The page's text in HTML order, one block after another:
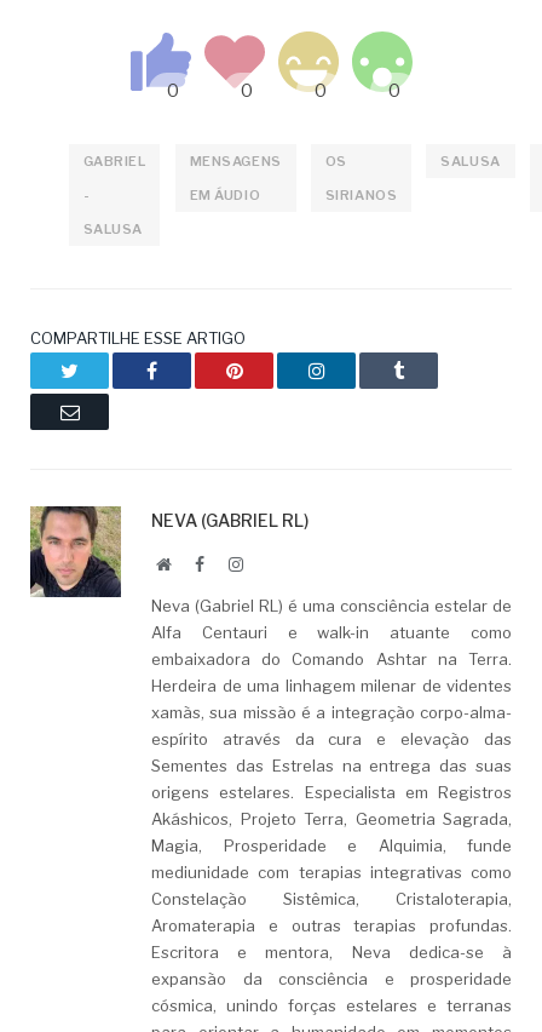
GABRIEL
-
SALUSA
MENSAGENS
EM ÁUDIO
OS
SIRIANOS
SALUSA
COMPARTILHE ESSE ARTIGO
Facebook Pinterest LinkedIn Tumblr
Email
NEVA (GABRIEL RL)
WebsiteFacebookLinkedIn
Neva (Gabriel RL) é uma consciência estelar de
Alfa Centauri e walk-in atuante como
embaixadora do Comando Ashtar na Terra.
Herdeira de uma linhagem milenar de videntes
xamãs, sua missão é a integração corpo-alma-
espírito através da cura e elevação das
Sementes das Estrelas na entrega das suas
origens estelares. Especialista em Registros
Akáshicos, Projeto Terra, Geometria Sagrada,
Magia, Prosperidade e Alquimia, funde
mediunidade com terapias integrativas como
Constelação Sistêmica, Cristaloterapia,
Aromaterapia e outras terapias profundas.
Escritora e mentora, Neva dedica-se à
expansão da consciência e prosperidade
cósmica, unindo forças estelares e terranas